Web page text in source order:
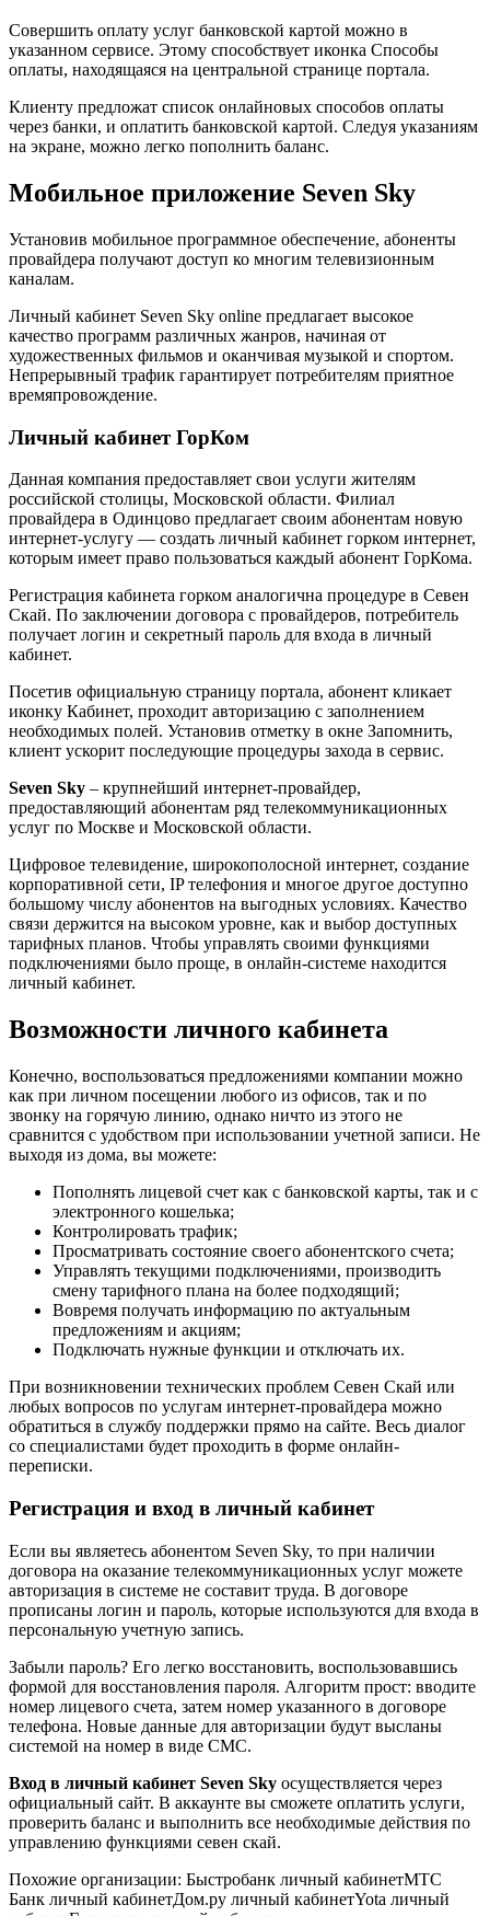
Совершить оплату услуг банковской картой можно в
указанном сервисе. Этому способствует иконка Способы
оплаты, находящаяся на центральной странице портала.
Клиенту предложат список онлайновых способов оплаты
через банки, и оплатить банковской картой. Следуя указаниям
на экране, можно легко пополнить баланс.
Мобильное приложение Seven Sky
Установив мобильное программное обеспечение, абоненты
провайдера получают доступ ко многим телевизионным
каналам.
Личный кабинет Seven Sky online предлагает высокое
качество программ различных жанров, начиная от
художественных фильмов и оканчивая музыкой и спортом.
Непрерывный трафик гарантирует потребителям приятное
времяпровождение.
Личный кабинет ГорКом
Данная компания предоставляет свои услуги жителям
российской столицы, Московской области. Филиал
провайдера в Одинцово предлагает своим абонентам новую
интернет-услугу — создать личный кабинет горком интернет,
которым имеет право пользоваться каждый абонент ГорКома.
Регистрация кабинета горком аналогична процедуре в Севен
Скай. По заключении договора с провайдеров, потребитель
получает логин и секретный пароль для входа в личный
кабинет.
Посетив официальную страницу портала, абонент кликает
иконку Кабинет, проходит авторизацию с заполнением
необходимых полей. Установив отметку в окне Запомнить,
клиент ускорит последующие процедуры захода в сервис.
Seven Sky – крупнейший интернет-провайдер,
предоставляющий абонентам ряд телекоммуникационных
услуг по Москве и Московской области.
Цифровое телевидение, широкополосной интернет, создание
корпоративной сети, IP телефония и многое другое доступно
большому числу абонентов на выгодных условиях. Качество
связи держится на высоком уровне, как и выбор доступных
тарифных планов. Чтобы управлять своими функциями
подключениями было проще, в онлайн-системе находится
личный кабинет.
Возможности личного кабинета
Конечно, воспользоваться предложениями компании можно
как при личном посещении любого из офисов, так и по
звонку на горячую линию, однако ничто из этого не
сравнится с удобством при использовании учетной записи. Не
выходя из дома, вы можете:
Пополнять лицевой счет как с банковской карты, так и с
электронного кошелька;
Контролировать трафик;
Просматривать состояние своего абонентского счета;
Управлять текущими подключениями, производить
смену тарифного плана на более подходящий;
Вовремя получать информацию по актуальным
предложениям и акциям;
Подключать нужные функции и отключать их.
При возникновении технических проблем Севен Скай или
любых вопросов по услугам интернет-провайдера можно
обратиться в службу поддержки прямо на сайте. Весь диалог
со специалистами будет проходить в форме онлайн-
переписки.
Регистрация и вход в личный кабинет
Если вы являетесь абонентом Seven Sky, то при наличии
договора на оказание телекоммуникационных услуг можете
авторизация в системе не составит труда. В договоре
прописаны логин и пароль, которые используются для входа в
персональную учетную запись.
Забыли пароль? Его легко восстановить, воспользовавшись
формой для восстановления пароля. Алгоритм прост: вводите
номер лицевого счета, затем номер указанного в договоре
телефона. Новые данные для авторизации будут высланы
системой на номер в виде СМС.
Вход в личный кабинет Seven Sky осуществляется через
официальный сайт. В аккаунте вы сможете оплатить услуги,
проверить баланс и выполнить все необходимые действия по
управлению функциями севен скай.
Похожие организации: Быстробанк личный кабинетМТС
Банк личный кабинетДом.ру личный кабинетYota личный